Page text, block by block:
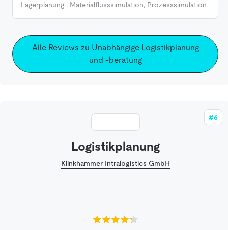
Lagerplanung , Materialflusssimulation, Prozesssimulation
Alle Reviews zu Unabhängige Logistikplanung
und -beratung
#6
Logistikplanung
Klinkhammer Intralogistics GmbH